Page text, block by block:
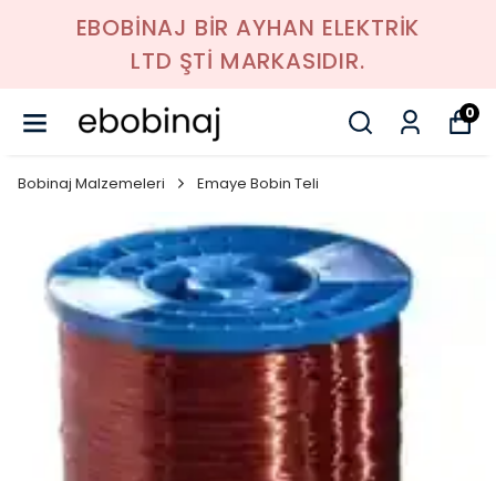
EBOBİNAJ BİR AYHAN ELEKTRİK
LTD ŞTİ MARKASIDIR.
0
Bobinaj Malzemeleri Emaye Bobin Teli